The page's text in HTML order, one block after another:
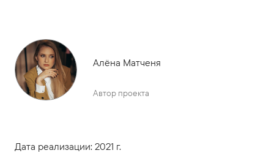
Алёна Матченя
Автор проекта
Дата реализации: 2021 г.